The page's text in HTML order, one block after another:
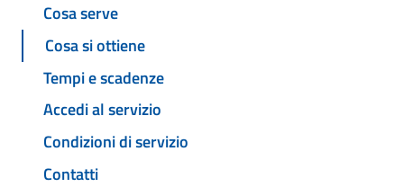
Cosa serve
Cosa si ottiene
Tempi e scadenze
Accedi al servizio
Condizioni di servizio
Contatti